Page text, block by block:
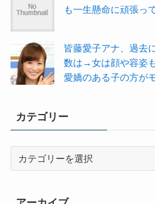
も一生懸命に頑張っ
皆藤愛子アナ、過去
数は→女は顔や容姿
愛嬌のある子の方が
カテゴリー
リ